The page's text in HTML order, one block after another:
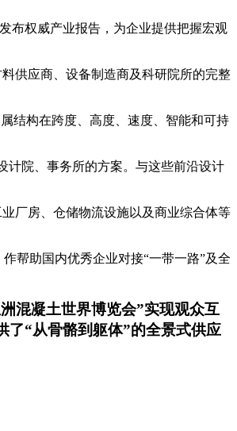
布权威产业报告，为企业提供把握宏观
供应商、设备制造商及科研院所的完整
结构在跨度、高度、速度、智能和可持
计院、事务所的方案。与这些前沿设计
厂房、仓储物流设施以及商业综合体等
作帮助国内优秀企业对接“一带一路”及全
混凝土世界博览会”实现观众互
了“从骨骼到躯体”的全景式供应